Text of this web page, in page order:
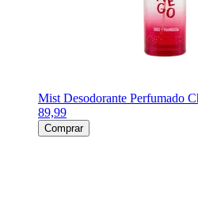
Mist Desodorante Perfumado
89,99
Comprar